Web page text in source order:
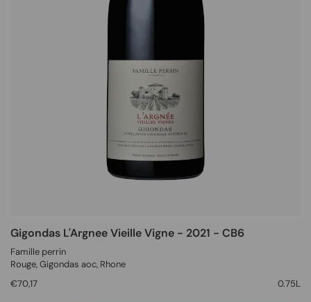
Gigondas L'Argnee Vieille Vigne - 2021 - CB6
Famille perrin
Rouge, Gigondas aoc, Rhone
€70,17
0.75L